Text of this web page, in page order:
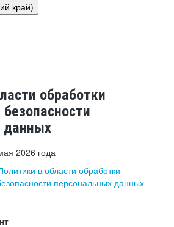
край)
обработки
данных
2026 года
в области обработки
персональных данных